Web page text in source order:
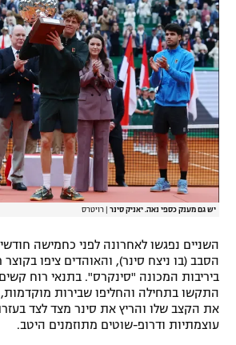
תגיות
המגזין
יש גם מענק כספי נאה. יאניק סינר רויטרס
השניים נפגשו לאחרונה לפני כחמישה
הסבב (בו ניצח סינר), והאוהדים ציפו
ביריבות המכונה "סינקרס". בתנאי רוח
התקשו בתחילה והחליפו שבירות
את הקצב שלו והריץ את סינר מצד לצד
עוצמתיות ודרופ-שוטים מתוזמנים היטב.